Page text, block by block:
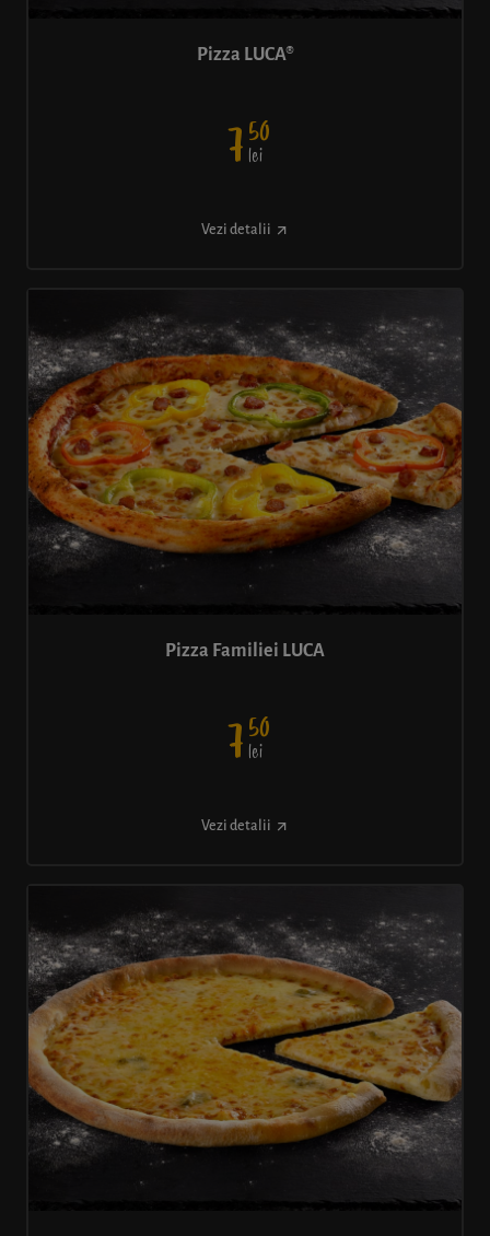
Pizza LUCA®
750
lei
Vezi detalii
Pizza Familiei LUCA
750
lei
Vezi detalii